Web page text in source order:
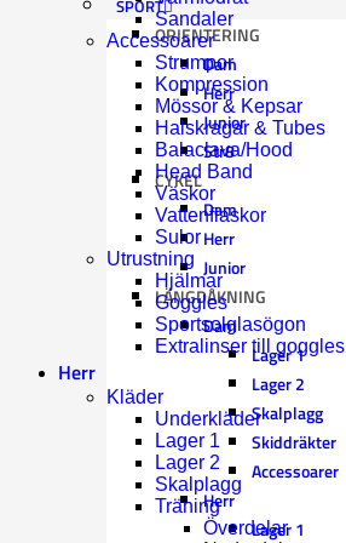
SPORT
ORIENTERING
Dam
Herr
Junior
Str8
CYKEL
Dam
Herr
Junior
LÄNGDÅKNING
Dam
Lager 1
Lager 2
Skalplagg
Skiddräkter
Accessoarer
Herr
Lager 1
Sandaler
Accessoarer
Strumpor
Kompression
Mössor & Kepsar
Halskragar & Tubes
Balaclava/Hood
Head Band
Väskor
Vattenflaskor
Sulor
Utrustning
Hjälmar
Goggles
Sportsolglasögon
Extralinser till goggles
Herr
Kläder
Underkläder
Lager 1
Lager 2
Skalplagg
Träning
Överdelar